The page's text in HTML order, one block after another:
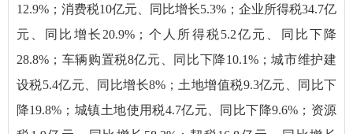
12.9%；消费税10亿元、同比增长5.3%；企业所得税34.7亿
元、同比增长20.9%；个人所得税5.2亿元、同比下降
28.8%；车辆购置税8亿元、同比下降10.1%；城市维护建
设税5.4亿元、同比增长8%；土地增值税9.3亿元、同比下
降19.8%；城镇土地使用税4.7亿元、同比下降9.6%；资源